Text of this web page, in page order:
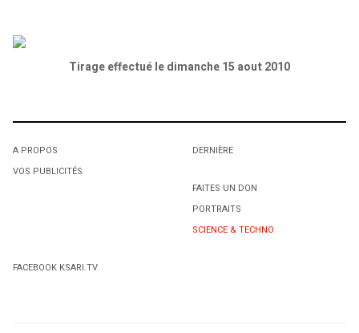
Tirage effectué le dimanche 15 aout 2010
A PROPOS
VOS PUBLICITÉS
DERNIÈRE
FAITES UN DON
PORTRAITS
SCIENCE & TECHNO
FACEBOOK KSARI.TV